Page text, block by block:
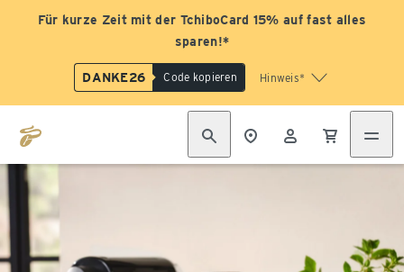
Für kurze Zeit mit der TchiboCard 15% auf fast alles
sparen!*
DANKE26 Code kopieren Hinweis*